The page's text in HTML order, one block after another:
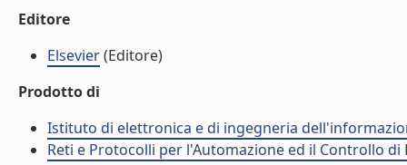
Editore
Elsevier(Editore)
Prodotto di
Istituto di elettronica e di ingegneria
Reti e Protocolli per l'Automazione ed il Controllo di